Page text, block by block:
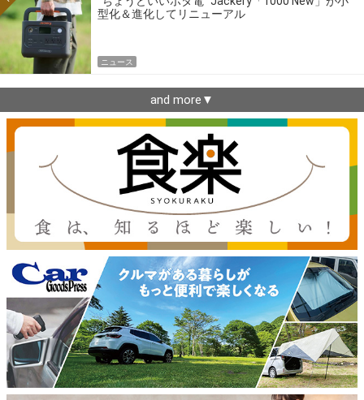
型化＆進化してリニューアル
ニュース
and more▼